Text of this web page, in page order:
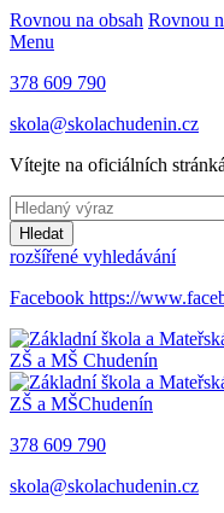
Rovnou na obsah Rovnou
Menu
378 609 790
skola@skolachudenin.cz
Vítejte na oficiálních
Hledat
rozšířené vyhledávání
Facebook https://
ZŠ a MŠ Chudenín
ZŠ a MŠChudenín
378 609 790
skola@skolachudenin.cz